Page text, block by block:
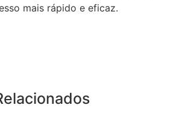
mais rápido e eficaz.